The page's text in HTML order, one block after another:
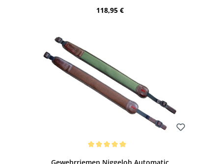
Regulärer Preis:
118,95 €
Gewehrriemen Niggeloh Automatic